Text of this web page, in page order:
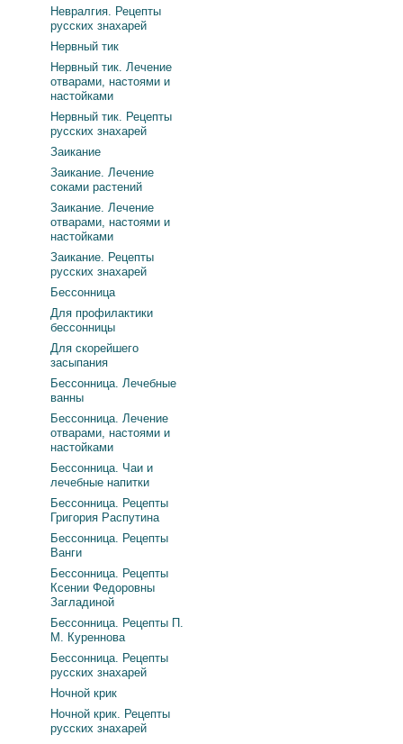
Невралгия. Рецепты
русских знахарей
Нервный тик
Нервный тик. Лечение
отварами, настоями и
настойками
Нервный тик. Рецепты
русских знахарей
Заикание
Заикание. Лечение
соками растений
Заикание. Лечение
отварами, настоями и
настойками
Заикание. Рецепты
русских знахарей
Бессонница
Для профилактики
бессонницы
Для скорейшего
засыпания
Бессонница. Лечебные
ванны
Бессонница. Лечение
отварами, настоями и
настойками
Бессонница. Чаи и
лечебные напитки
Бессонница. Рецепты
Григория Распутина
Бессонница. Рецепты
Ванги
Бессонница. Рецепты
Ксении Федоровны
Загладиной
Бессонница. Рецепты П.
М. Куреннова
Бессонница. Рецепты
русских знахарей
Ночной крик
Ночной крик. Рецепты
русских знахарей